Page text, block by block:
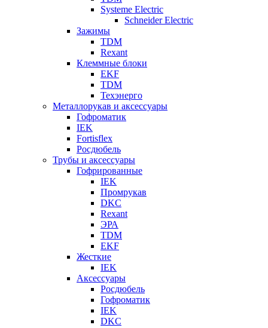
Systeme Electric
Schneider Electric
Зажимы
TDM
Rexant
Клеммные блоки
EKF
TDM
Техэнерго
Металлорукав и аксессуары
Гофроматик
IEK
Fortisflex
Росдюбель
Трубы и аксессуары
Гофрированные
IEK
Промрукав
DKC
Rexant
ЭРА
TDM
EKF
Жесткие
IEK
Аксессуары
Росдюбель
Гофроматик
IEK
DKC